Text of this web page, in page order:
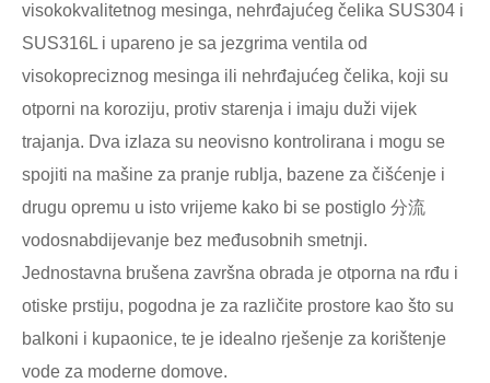
visokokvalitetnog mesinga, nehrđajućeg čelika SUS304 i
SUS316L i upareno je sa jezgrima ventila od
visokopreciznog mesinga ili nehrđajućeg čelika, koji su
otporni na koroziju, protiv starenja i imaju duži vijek
trajanja. Dva izlaza su neovisno kontrolirana i mogu se
spojiti na mašine za pranje rublja, bazene za čišćenje i
drugu opremu u isto vrijeme kako bi se postiglo 分流
vodosnabdijevanje bez međusobnih smetnji.
Jednostavna brušena završna obrada je otporna na rđu i
otiske prstiju, pogodna je za različite prostore kao što su
balkoni i kupaonice, te je idealno rješenje za korištenje
vode za moderne domove.